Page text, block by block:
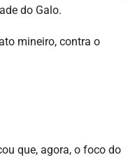
do Galo.
mineiro, contra o
que, agora, o foco do